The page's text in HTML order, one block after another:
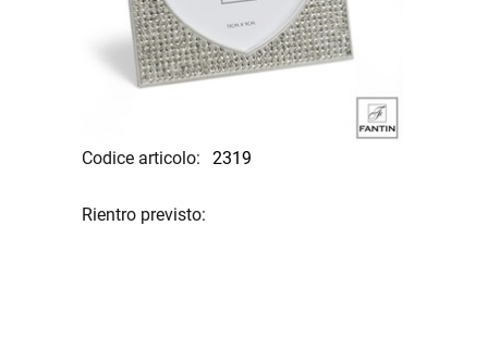
Codice articolo: 2319
Rientro previsto: